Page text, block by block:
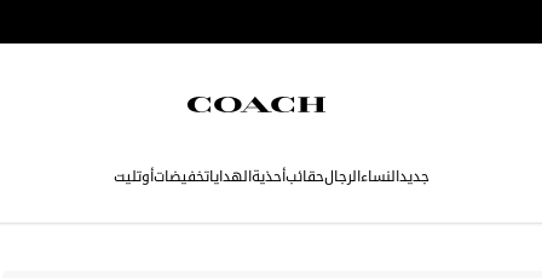
جديدالنساءالرجالحقائبأحذيةالهداياتخفيضاتأوتليت